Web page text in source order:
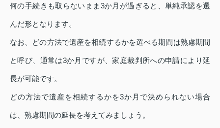
何の手続きも取らないまま3か月が過ぎると、単純承認を選
んだ形となります。
なお、どの方法で遺産を相続するかを選べる期間は熟慮期間
と呼び、通常は3か月ですが、家庭裁判所への申請により延
長が可能です。
どの方法で遺産を相続するかを3か月で決められない場合
は、熟慮期間の延長を考えてみましょう。